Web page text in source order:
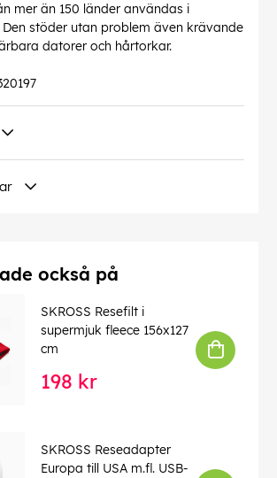
mer än 150 länder användas i
Den stöder utan problem även krävande
datorer och hårtorkar.
också på
SKROSS Resefilt i
supermjuk fleece 156x127
cm
198 kr
SKROSS Reseadapter
Europa till USA m.fl. USB-